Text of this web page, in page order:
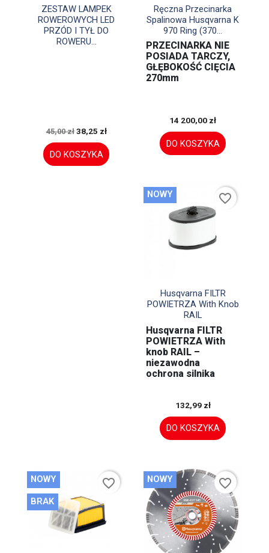
Szybki podgląd
ZESTAW LAMPEK
ROWEROWYCH LED
PRZÓD I TYŁ DO
ROWERU...
45,00 zł 38,25 zł
DO KOSZYKA
Szybki podgląd
Ręczna Przecinarka
Spalinowa Husqvarna K
970 Ring (370...
PRZECINARKA NIE
POSIADA TARCZY,
GŁĘBOKOŚĆ CIĘCIA
270mm
14 200,00 zł
DO KOSZYKA
Szybki podgląd
Husqvarna FILTR
POWIETRZA With Knob
RAIL
Husqvarna FILTR
POWIETRZA With
knob RAIL –
niezawodna
ochrona silnika
132,99 zł
DO KOSZYKA
NOWY favorite_border
NOWY
BRAK
favorite_border NOWY favorite_border